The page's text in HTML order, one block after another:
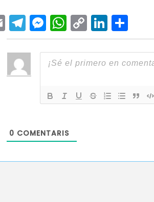
EmailTelegram
Messenger
WhatsApp
Copy
Link
0 COMENTARIS